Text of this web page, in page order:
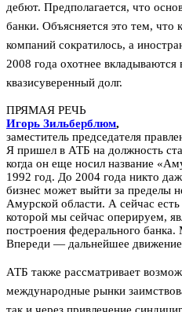
дебют. Предполагается, что
банки. Объясняется это тем, что
компаний сократилось, а
2008 года охотнее вкладываются
квазисуверенный долг.
ПРЯМАЯ РЕЧЬ
Игорь Зильберблюм,
заместитель председателя
Я пришел в АТБ на должность
когда он еще носил название
1992 год. До 2004 года никто
бизнес может выйти за пределы
Амурской области. А сейчас
которой мы сейчас оперируем,
построения федерального
Впереди — дальнейшее движение
АТБ также рассматривает
международные рынки